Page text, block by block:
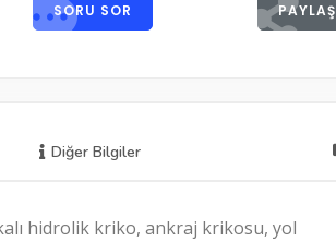
SORU SOR PAYLAŞ
Diğer Bilgiler
hidrolik kriko, ankraj krikosu, yol